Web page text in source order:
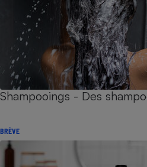
Shampooings - Des
BRÈVE